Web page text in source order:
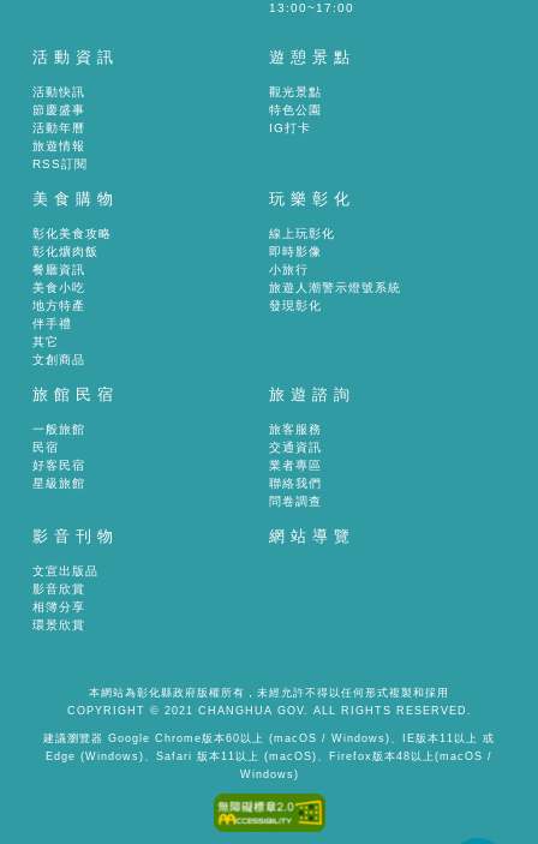
13:00~17:00
活動資訊
活動快訊
節慶盛事
活動年曆
旅遊情報
RSS訂閱
遊憩景點
觀光景點
特色公園
IG打卡
美食購物
彰化美食攻略
彰化爌肉飯
餐廳資訊
美食小吃
地方特產
伴手禮
其它
文創商品
玩樂彰化
線上玩彰化
即時影像
小旅行
旅遊人潮警示燈號系統
發現彰化
旅館民宿
一般旅館
民宿
好客民宿
星級旅館
旅遊諮詢
旅客服務
交通資訊
業者專區
聯絡我們
問卷調查
影音刊物
文宣出版品
影音欣賞
相簿分享
環景欣賞
網站導覽
本網站為彰化縣政府版權所有，未經允許不得以任何形式複製和採用
COPYRIGHT © 2021 CHANGHUA GOV. ALL RIGHTS RESERVED.
建議瀏覽器 Google Chrome版本60以上 (macOS / Windows)、IE版本11以上 或
Edge (Windows)、Safari 版本11以上 (macOS)、Firefox版本48以上(macOS /
Windows)